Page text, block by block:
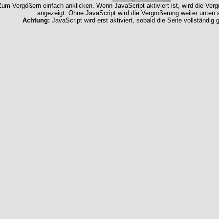
Vergößern einfach anklicken. Wenn JavaScript aktiviert ist, wird die
angezeigt. Ohne JavaScript wird die Vergrößerung weiter unten
Achtung: JavaScript wird erst aktiviert, sobald die Seite vollständig